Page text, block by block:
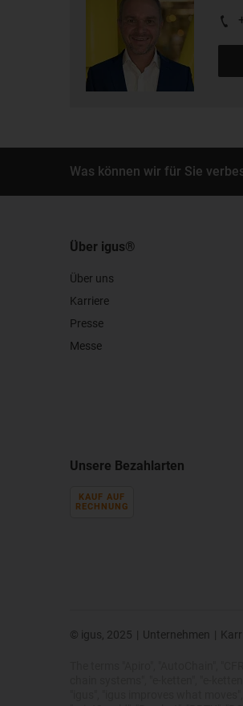
Was können wir für Sie
Über igus®
Über uns
Karriere
Presse
Messe
Unsere Bezahlarten
KAUF AUF
RECHNUNG
© igus, 2025 | Unternehmen |